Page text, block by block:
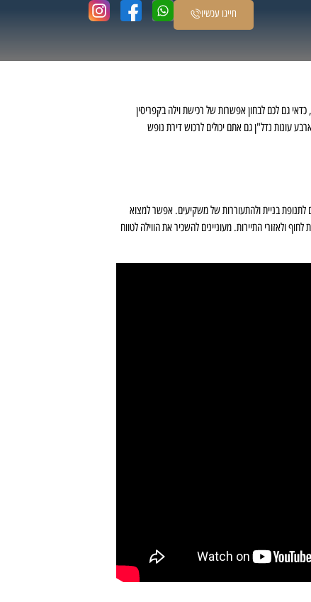
חייגו עכשיו
גם לכם לבחון אפשרות של רכישת וילה בקפריסין
עונות נדל"ן גם אתם יכולים לרכוש דירת נופש
לתנופת בניית ולהתעוררות של משקיעים. אפשר למצוא
ולאזורי התיירות. מעוניינים להשכיר את הווילה לטווח